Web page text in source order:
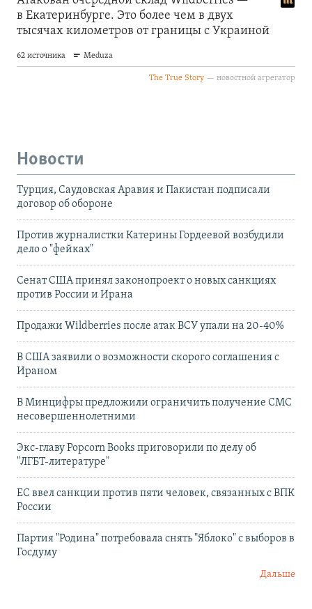
Новости
Турция, Саудовская Аравия и Пакистан подписали
договор об обороне
Против журналистки Катерины Гордеевой возбудили
дело о "фейках"
Сенат США принял законопроект о новых санкциях
против России и Ирана
Продажи Wildberries после атак ВСУ упали на 20-40%
В США заявили о возможности скорого соглашения с
Ираном
В Минцифры предложили ограничить получение СМС
несовершеннолетними
Экс-главу Popcorn Books приговорили по делу об
"ЛГБТ‑литературе"
ЕС ввел санкции против пяти человек, связанных с ВПК
России
Партия "Родина" потребовала снять "Яблоко" с выборов в
Госдуму
Дальше